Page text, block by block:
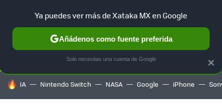
SELECCIÓN GAMING HOME AUTO TERRITORIO
HOY SE HABLA DE
IA Nintendo Switch NASA Google iPhone
×
Ya puedes ver más de Xataka MX en Google
Añádenos como fuente preferida
Solo necesitas una cuenta de Google